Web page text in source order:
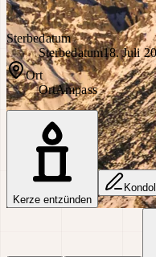
Sterbedatum
Sterbedatum18. Juli
Ort
OrtAmpass
Kerze entzünden